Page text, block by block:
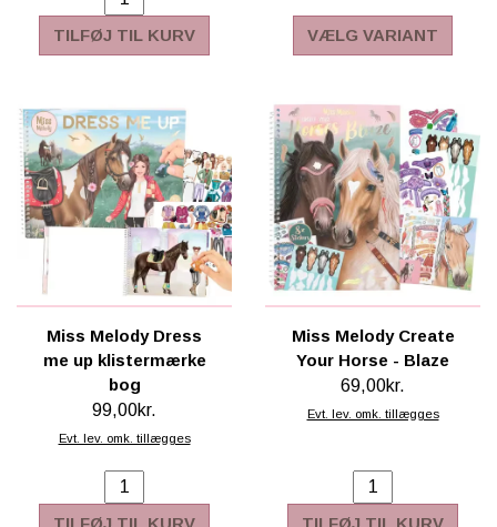
TILFØJ TIL KURV VÆLG VARIANT
Miss Melody Dress
me up klistermærke
bog
99,00kr.
Evt. lev. omk. tillægges
TILFØJ TIL KURV
Miss Melody Create
Your Horse - Blaze
69,00kr.
Evt. lev. omk. tillægges
TILFØJ TIL KURV